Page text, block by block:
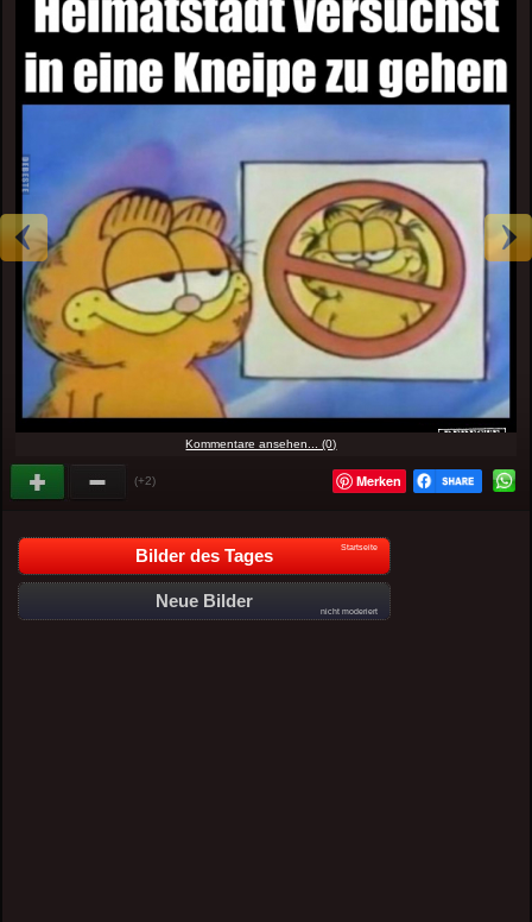
Kommentare ansehen... (0)
(+2) Merken
Bilder des Tages Startseite
Neue Bilder
nicht moderiert